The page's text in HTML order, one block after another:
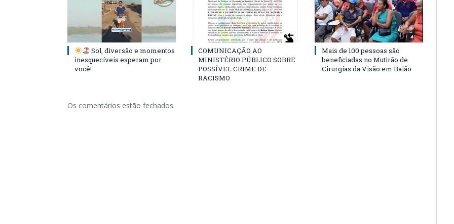
Sol, diversão e momentos
inesquecíveis esperam por
você!
COMUNICAÇÃO AO
MINISTÉRIO PÚBLICO SOBRE
POSSÍVEL CRIME DE
RACISMO
Mais de 100 pessoas são
beneficiadas no Mutirão de
Cirurgias da Visão em Baião
Os comentários estão fechados.